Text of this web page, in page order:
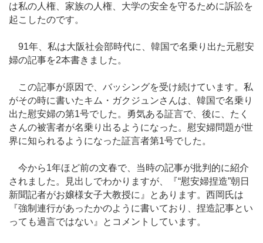
は私の人権、家族の人権、大学の安全を守るために訴訟を
起こしたのです。
91年、私は大阪社会部時代に、韓国で名乗り出た元慰安
婦の記事を2本書きました。
この記事が原因で、バッシングを受け続けています。私
がその時に書いたキム・ガクジュンさんは、韓国で名乗り
出た慰安婦の第1号でした。勇気ある証言で、後に、たく
さんの被害者が名乗り出るようになった。慰安婦問題が世
界に知られるようになった証言者第1号でした。
今から1年ほど前の文春で、当時の記事が批判的に紹介
されました。見出しでわかりますが、『“慰安婦捏造”朝日
新聞記者がお嬢様女子大教授に』とあります。西岡氏は
『強制連行があったかのように書いており、捏造記事とい
っても過言ではない』とコメントしています。